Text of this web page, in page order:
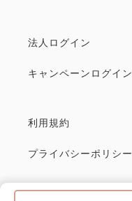
法人ログイン
キャンペーンログイン
利用規約
プライバシーポリシー